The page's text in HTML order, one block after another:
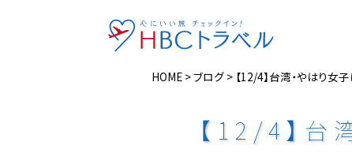
HOME >ブログ > 【12/4】台湾・やはり女
【12/4】台